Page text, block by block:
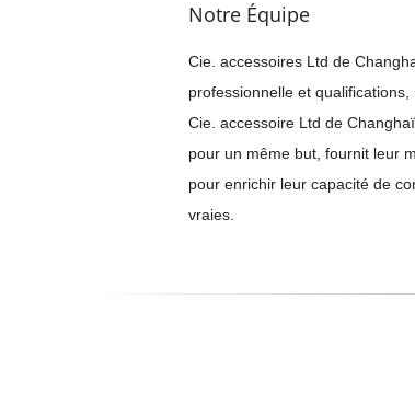
Notre Équipe
Cie. accessoires Ltd de
professionnelle et
Cie. accessoire Ltd de
pour un même but, fournit leur
pour enrichir leur capacité de
vraies.